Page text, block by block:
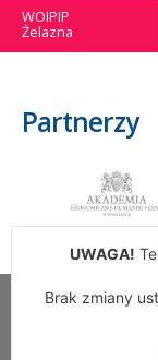
WOIPIP
Żelazna
Partnerzy
Wszelkie Prawa
UWAGA!
Brak zmiany